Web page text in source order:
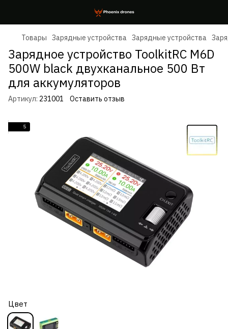
Товары Зарядные устройства Зарядные устройства
Зарядное устройство ToolkitRC M6D
500W black двухканальное 500 Вт
для аккумуляторов
Артикул: 231001 Оставить отзыв
5
Цвет